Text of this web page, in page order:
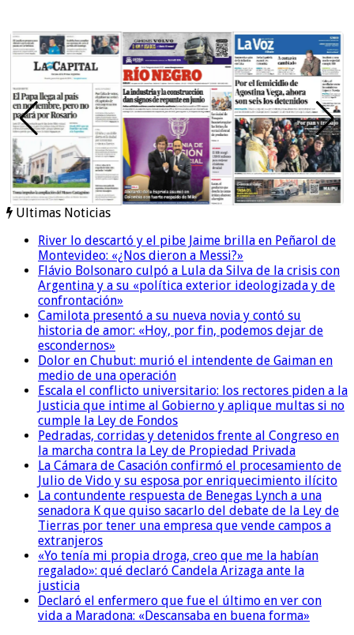
Ultimas Noticias
River lo descartó y el pibe Jaime brilla en Peñarol de
Montevideo: «¿Nos dieron a Messi?»
Flávio Bolsonaro culpó a Lula da Silva de la crisis con
Argentina y a su «política exterior ideologizada y de
confrontación»
Camilota presentó a su nueva novia y contó su
historia de amor: «Hoy, por fin, podemos dejar de
escondernos»
Dolor en Chubut: murió el intendente de Gaiman en
medio de una operación
Escala el conflicto universitario: los rectores piden a la
Justicia que intime al Gobierno y aplique multas si no
cumple la Ley de Fondos
Pedradas, corridas y detenidos frente al Congreso en
la marcha contra la Ley de Propiedad Privada
La Cámara de Casación confirmó el procesamiento de
Julio de Vido y su esposa por enriquecimiento ilícito
La contundente respuesta de Benegas Lynch a una
senadora K que quiso sacarlo del debate de la Ley de
Tierras por tener una empresa que vende campos a
extranjeros
«Yo tenía mi propia droga, creo que me la habían
regalado»: qué declaró Candela Arizaga ante la
justicia
Declaró el enfermero que fue el último en ver con
vida a Maradona: «Descansaba en buena forma»